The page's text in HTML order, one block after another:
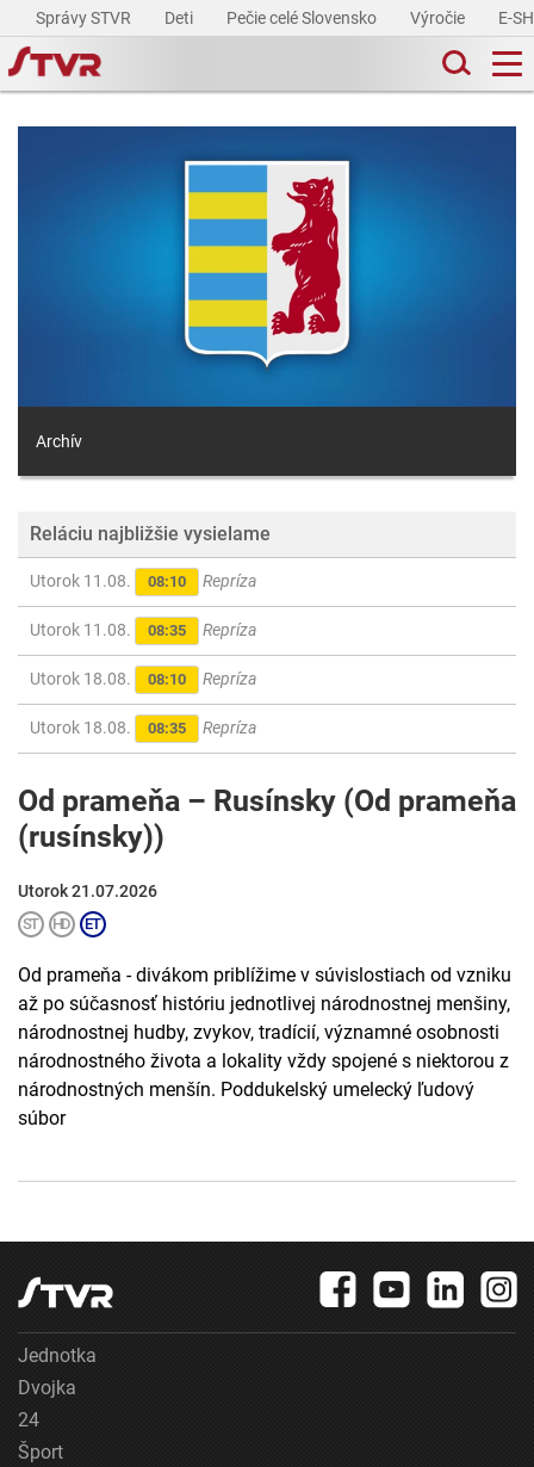
Správy STVR Deti Pečie celé Slovensko Výročie E-
Archív
Reláciu najbližšie vysielame
Utorok 11.08. 08:10 Repríza
Utorok 11.08. 08:35 Repríza
Utorok 18.08. 08:10 Repríza
Utorok 18.08. 08:35 Repríza
Od prameňa – Rusínsky (Od prameňa
(rusínsky))
Utorok 21.07.2026
Od prameňa - divákom priblížime v súvislostiach od vzniku
až po súčasnosť históriu jednotlivej národnostnej menšiny,
národnostnej hudby, zvykov, tradícií, významné osobnosti
národnostného života a lokality vždy spojené s niektorou z
národnostných menšín. Poddukelský umelecký ľudový
súbor
Jednotka
Dvojka
24
Šport